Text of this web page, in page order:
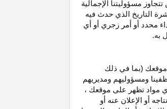
مسؤوليتنا الإجمالية
التاريخ الذي حدث فيه
محدد أو أمر زجري أو أي
به.
موقعك (بما في ذلك
ومسؤوليهم ومديريهم
أي مواد تظهر على موقعك ،
أو الإعلان عنه أو